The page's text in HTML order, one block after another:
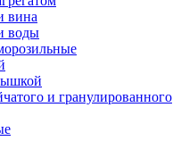
вина
воды
и гранулированного